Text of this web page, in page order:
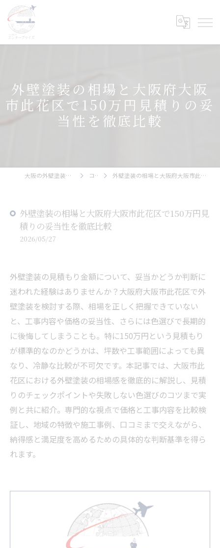
外壁塗装の相場と大阪府大阪
市此花区で150万円見積りの妥
当性を徹底比較
大阪の外壁塗装ならエンタープライズ コラム 外壁塗装の相場と大阪府大阪市此花区で150万円見積りの妥当性を徹底比較
外壁塗装の相場と大阪府大阪市此花区で150万円見
積りの妥当性を徹底比較
2026/05/27
外壁塗装の見積もり金額について、妥当かどうか判断に
迷われた経験はありませんか？大阪府大阪市此花区で外
壁塗装を検討する際、相場を正しく把握できていない
と、工事内容や価格の妥当性、さらには色選びで長期的
に後悔してしまうことも。特に150万円という見積もり
が標準的なのかどうかは、坪数や工事範囲によっても異
なり、冷静な比較が不可欠です。本記事では、大阪市此
花区における外壁塗装の相場感を徹底的に解説し、見積
りのチェックポイントや失敗しない色選びのコツまで実
例と共に紹介。専門的な視点で価格と工事内容を比較検
証し、地域の特徴や施工事例、口コミまで交えながら、
納得感と満足度を高めるための具体的な判断基準を得ら
れます。